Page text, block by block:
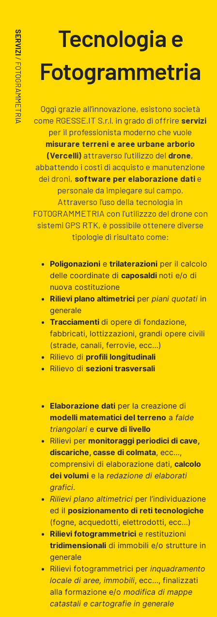
SERVIZI
/ FOTOGRAMMETRIA
Tecnologia e
Fotogrammetria
Oggi grazie all’innovazione, esistono società
come RGESSE.IT S.r.l. in grado di offrire servizi
per il professionista moderno che vuole
misurare terreni e aree urbane arborio
(Vercelli)attraverso l’utilizzo del drone,
abbattendo i costi di acquisto e manutenzione
dei droni, software per elaborazione datie
personale da impiegare sul campo.
Attraverso l’uso della tecnologia in
FOTOGRAMMETRIA con l'utilizzzo del drone con
sistemi GPS RTK, è possibile ottenere diverse
tipologie di risultato come:
Poligonazioni e trilaterazioni per il calcolo
delle coordinate di caposaldi noti e/o di
nuova costituzione
Rilievi plano altimetrici per piani quotati in
generale
Tracciamenti di opere di fondazione,
fabbricati, lottizzazioni, grandi opere civili
(strade, canali, ferrovie, ecc…)
Rilievo di profili longitudinali
Rilievo di sezioni trasversali
Elaborazione dati per la creazione di
modelli matematici del terreno a falde
triangolari e curve di livello
Rilievi per monitoraggi periodici di cave,
discariche, casse di colmata, ecc…,
comprensivi di elaborazione dati, calcolo
dei volumi e la redazione di elaborati
grafici.
Rilievi plano altimetrici per l’individuazione
ed il posizionamento di reti tecnologiche
(fogne, acquedotti, elettrodotti, ecc…)
Rilievi fotogrammetrici e restituzioni
tridimensionali di immobili e/o strutture in
generale
Rilievi fotogrammetrici per inquadramento
locale di aree, immobili, ecc…, finalizzati
alla formazione e/o modifica di mappe
catastali e cartografie in generale